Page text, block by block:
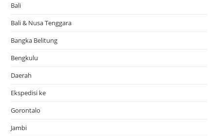
Bali
Bali & Nusa Tenggara
Bangka Belitung
Bengkulu
Daerah
Ekspedisi ke
Gorontalo
Jambi